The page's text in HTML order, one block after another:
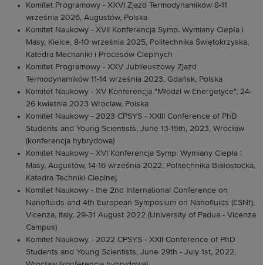
Komitet Programowy - XXVI Zjazd Termodynamików 8-11
września 2026, Augustów, Polska
Komitet Naukowy - XVII Konferencja Symp. Wymiany Ciepła i
Masy, Kielce, 8-10 września 2025, Politechnika Świętokrzyska,
Katedra Mechaniki i Procesów Cieplnych
Komitet Programowy - XXV Jubileuszowy Zjazd
Termodynamików 11-14 września 2023, Gdańsk, Polska
Komitet Naukowy - XV Konferencja "Młodzi w Energetyce", 24-
26 kwietnia 2023 Wroclaw, Polska
Komitet Naukowy - 2023 CPSYS - XXIII Conference of PhD
Students and Young Scientists, June 13-15th, 2023, Wrocław
(konferencja hybrydowa)
Komitet Naukowy - XVI Konferencja Symp. Wymiany Ciepła i
Masy, Augustów, 14-16 września 2022, Politechnika Białostocka,
Katedra Techniki Cieplnej
Komitet Naukowy - the 2nd International Conference on
Nanofluids and 4th European Symposium on Nanofluids (ESNf),
Vicenza, Italy, 29-31 August 2022 (University of Padua - Vicenza
Campus)
Komitet Naukowy - 2022 CPSYS - XXII Conference of PhD
Students and Young Scientists, June 29th - July 1st, 2022,